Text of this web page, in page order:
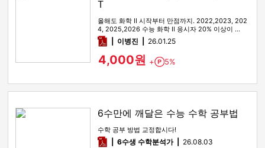
T
올해도 화학 II 시작부터 만점까지. 2022,2023, 202
4, 2025,2026 수능 화학 II 응시자 20% 이상이 …
pdf이병진 26.01.25
4,000원 + Point
5%
6수만에 깨달은 수능 수학 공부법
수학 공부 방법 교정합시다!
pdf6수생 수학분석가 26.08.03